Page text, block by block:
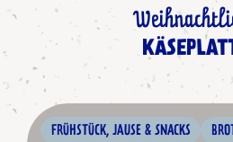
FRÜHSTÜCK, JAUSE & SNACKS